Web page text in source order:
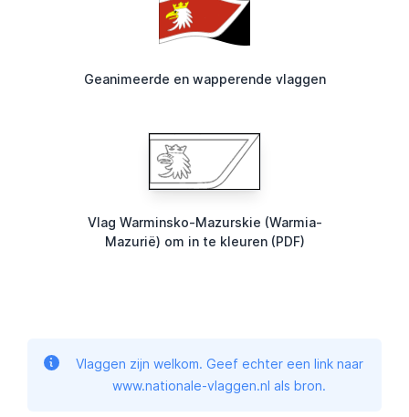
Geanimeerde en wapperende vlaggen
Vlag Warminsko-Mazurskie (Warmia-
Mazurië) om in te kleuren (PDF)
Vlaggen zijn welkom. Geef echter een link naar
www.nationale-vlaggen.nl als bron.